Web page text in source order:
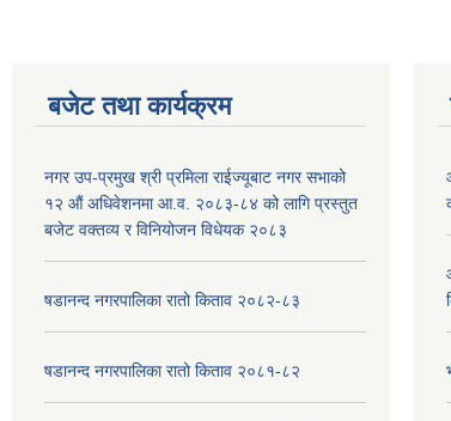
बजेट तथा कार्यक्रम
नगर उप-प्रमुख श्री प्रमिला राईज्यूबाट नगर सभाको
१२ ‍औं अधिवेशनमा आ.व. २०८३-८४ को लागि प्रस्तुत
बजेट वक्तव्य र विनियोजन विधेयक २०८३
षडानन्द नगरपालिका रातो किताव २०८२-८३
षडानन्द नगरपालिका रातो किताव २०८१-८२